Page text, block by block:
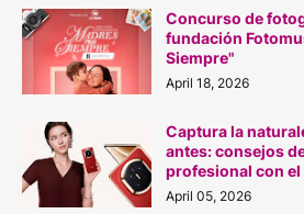
Concurso de
fundación
Siempre"
April 18, 2026
Captura la
antes: consejos
profesional con el
April 05, 2026